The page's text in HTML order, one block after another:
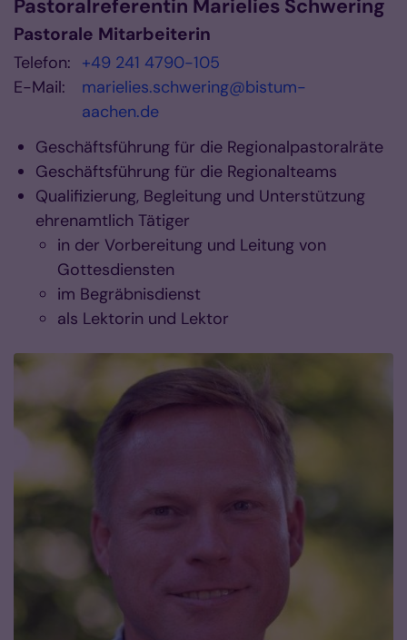
Pastoralreferentin Marielies Schwering
Pastorale Mitarbeiterin
Telefon: +49 241 4790-105
E-Mail:
marielies.schwering@bistum-
aachen.de
Geschäftsführung für die Regionalpastoralräte
Geschäftsführung für die Regionalteams
Qualifizierung, Begleitung und Unterstützung
ehrenamtlich Tätiger
in der Vorbereitung und Leitung von
Gottesdiensten
im Begräbnisdienst
als Lektorin und Lektor